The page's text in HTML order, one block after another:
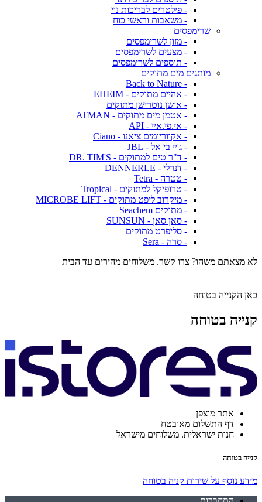
- פילטרים לבריכות נוי
- משאבות וראשי כוח
שרימפסים
- מזון לשרימפסים
- מצעים לשרימפסים
- תוספים לשרימפסים
מותגים מים מתוקים
- Back to Nature
- אהיים מתוקים - EHEIM
- אושן נוטרישן מתוקים
- אטמן מים מתוקים - ATMAN
- אי.פי.איי - API
- אקווריומים ציאנו - Ciano
- ג'יי בי אל - JBL
- ד"ר טים למתוקים - DR. TIM'S
- דנרלי - DENNERLE
- טטרה - Tetra
- טרופיקל למתוקים - Tropical
- מיקרוב ליפט מתוקים - MICROBE LIFT
- מתוקים Seachem
- סאן סאן - SUNSUN
- סליפרט מתוקים
- סרה - Sera
לא מצאתם משהו? צרו קשר. משלוחים מהירים עד הבית
כאן הקנייה בטוחה
קנייה בטוחה
אתר מוצפן
דף התשלום מאובטח
חנות ישראלית. משלוחים מישראל
קנייה בטוחה
מידע נוסף על שירות קניה בטוחה